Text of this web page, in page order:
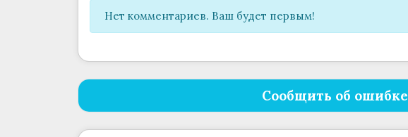
Нет комментариев. Ваш будет первым!
Сообщить об ошибке